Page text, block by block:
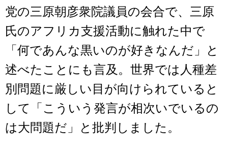
党の三原朝彦衆院議員の会合で、三原
氏のアフリカ支援活動に触れた中で
「何であんな黒いのが好きなんだ」と
述べたことにも言及。世界では人種差
別問題に厳しい目が向けられていると
して「こういう発言が相次いでいるの
は大問題だ」と批判しました。